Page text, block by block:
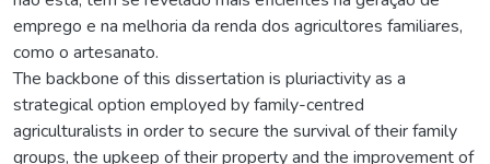
emprego e na melhoria da renda dos agricultores familiares,
como o artesanato.
The backbone of this dissertation is pluriactivity as a
strategical option employed by family-centred
agriculturalists in order to secure the survival of their family
groups, the upkeep of their property and the improvement of